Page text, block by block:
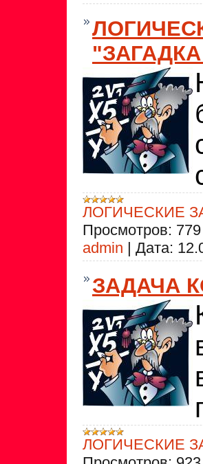
ЛОГИЧЕСКИЕ
Просмотров: 779
admin | Дата:
ЗАДАЧА
ЛОГИЧЕСКИЕ